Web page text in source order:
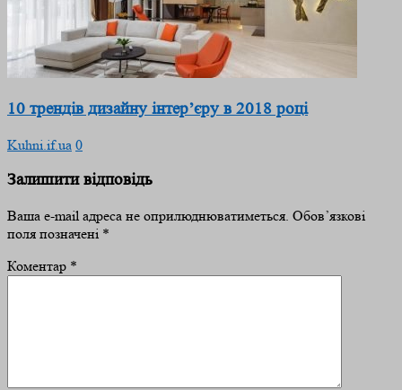
10 трендів дизайну інтер’єру в 2018 році
Kuhni.if.ua 0
Залишити відповідь
Ваша e-mail адреса не оприлюднюватиметься. Обов’язкові
поля позначені *
Коментар *